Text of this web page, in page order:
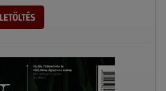
LETÖLTÉS